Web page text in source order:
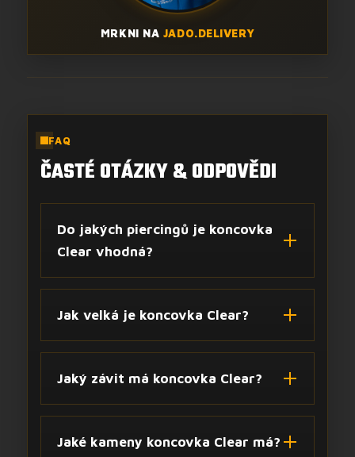
MRKNI NA JADO.DELIVERY
FAQ
ČASTÉ OTÁZKY & ODPOVĚDI
Do jakých piercingů je koncovka
Clear vhodná?
Jak velká je koncovka Clear?
Jaký závit má koncovka Clear?
Jaké kameny koncovka Clear má?